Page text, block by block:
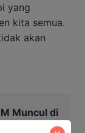
yang
kita semua.
akan
Muncul di